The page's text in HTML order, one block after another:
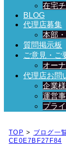
在宅
BLOG
代理店募集
本部
質問掲示板
ご意見・ご
オー
代理店お問
企業
運営
プラ
日々、ブログ
TOP > ブログ一
CE0E7BF27F84